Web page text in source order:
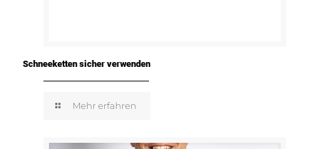
Schneeketten sicher verwenden
Mehr erfahren